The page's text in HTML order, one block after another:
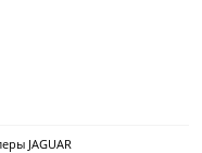
JAGUAR